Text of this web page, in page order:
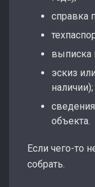
справка
выписка
эскиз
наличии);
объекта.
Если чего-то
собрать.